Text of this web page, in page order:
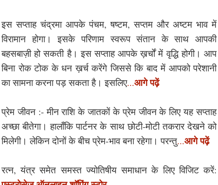
इस सप्ताह चंद्रमा आपके पंचम, षष्टम, सप्तम और अष्टम भाव में
विरामान होगा। इसके परिणाम स्वरूप संतान के साथ आपकी
बहसबाज़ी हो सकती है। इस सप्ताह आपके ख़र्चों में वृद्धि होगी। आप
बिना रोक टोक के धन ख़र्च करेंगे जिससे कि बाद में आपको परेशानी
का सामना करना पड़ सकता है। इसलिए...आगे पढ़ें
प्रेम जीवन :- मीन राशि के जातकों के प्रेम जीवन के लिए यह सप्ताह
अच्छा बीतेगा। हालाँकि पार्टनर के साथ छोटी-मोटी तकरार देखने को
मिलेगी। लेकिन दोनों के बीच प्रेम-भाव बना रहेगा। परन्तु...आगे पढ़ें
रत्न, यंत्र समेत समस्त ज्योतिषीय समाधान के लिए विजिट करें: